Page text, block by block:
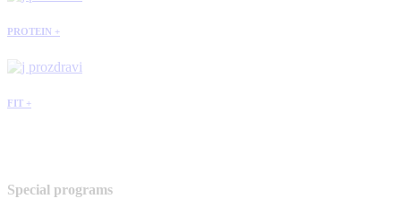
PROTEIN +
FIT +
Special programs